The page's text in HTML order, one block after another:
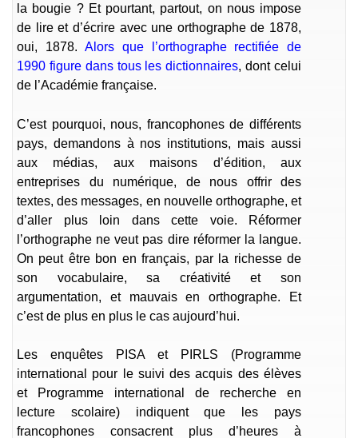
la bougie ? Et pourtant, partout, on nous impose
de lire et d’écrire avec une orthographe de 1878,
oui, 1878.Alors que l’orthographe rectifiée de
1990 figure dans tous les dictionnaires, dont celui
de l’Académie française.
C’est pourquoi, nous, francophones de différents
pays, demandons à nos institutions, mais aussi
aux médias, aux maisons d’édition, aux
entreprises du numérique, de nous offrir des
textes, des messages, en nouvelle orthographe, et
d’aller plus loin dans cette voie. Réformer
l’orthographe ne veut pas dire réformer la langue.
On peut être bon en français, par la richesse de
son vocabulaire, sa créativité et son
argumentation, et mauvais en orthographe. Et
c’est de plus en plus le cas aujourd’hui.
Les enquêtes PISA et PIRLS (Programme
international pour le suivi des acquis des élèves
et Programme international de recherche en
lecture scolaire) indiquent que les pays
francophones consacrent plus d’heures à